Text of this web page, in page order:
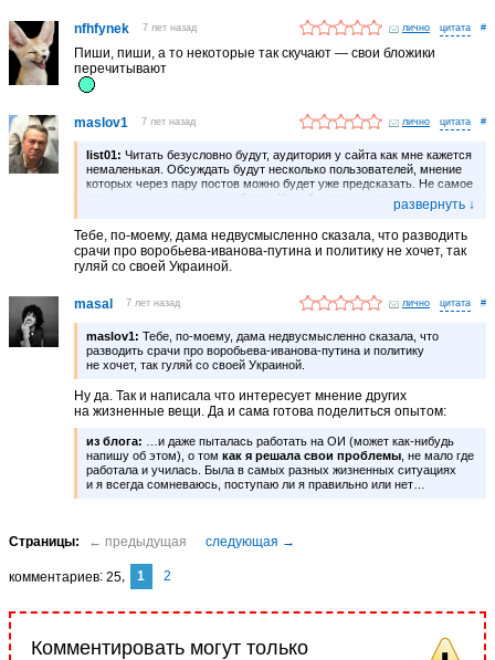
nfhfynek 7 лет назад лично #
Пиши, пиши, а то некоторые так скучают — свои бложики
перечитывают
maslov1 7 лет назад лично #
list01: Читать безусловно будут, аудитория у сайта как мне кажется
немаленькая. Обсуждать будут несколько пользователей, мнение
которых через пару постов можно будет уже предсказать. Не самое
плохое место для ведение блога. Хотя бы для начала.
И да, будете писать о проблемах, приготовьтесь, вам начнут
занимаетесь самопиаром, а вот в а) Европе, б)Штатах, в) на
Украине, г) где угодно всё ещё хуже или как минимум так же
Но это везде так, не только на этом сайте, так что норм
Тебе, по-моему, дама недвусмысленно сказала, что разводить
срачи про воробьева-иванова-путина и политику не хочет, так
гуляй со своей Украиной.
masal 7 лет назад лично #
maslov1: Тебе, по-моему, дама недвусмысленно сказала, что
разводить срачи про воробьева-иванова-путина и политику
не хочет, так гуляй со своей Украиной.
Ну да. Так и написала что интересует мнение других
на жизненные вещи. Да и сама готова поделиться опытом:
из блога:
…и даже пыталась работать на ОИ (может как-нибудь
напишу об этом), о томкак я решала свои проблемы , не мало где
работала и училась. Была в самых разных жизненных ситуациях
и я всегда сомневаюсь, поступаю ли я правильно или нет…
комментариев 25 1 2
Комментировать могут только